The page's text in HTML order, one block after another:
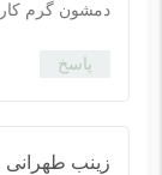
دمشون گرم
پاسخ
زینب طهرانی